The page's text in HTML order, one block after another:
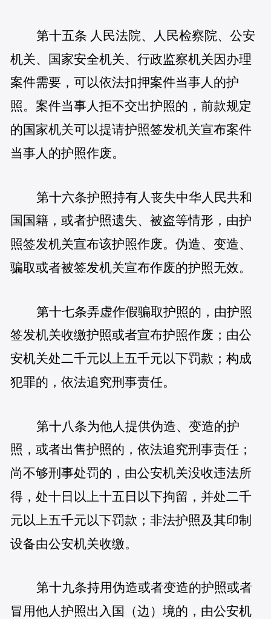
第十五条 人民法院、人民检察院、公安
机关、国家安全机关、行政监察机关因办理
案件需要，可以依法扣押案件当事人的护
照。案件当事人拒不交出护照的，前款规定
的国家机关可以提请护照签发机关宣布案件
当事人的护照作废。
第十六条护照持有人丧失中华人民共和
国国籍，或者护照遗失、被盗等情形，由护
照签发机关宣布该护照作废。伪造、变造、
骗取或者被签发机关宣布作废的护照无效。
第十七条弄虚作假骗取护照的，由护照
签发机关收缴护照或者宣布护照作废；由公
安机关处二千元以上五千元以下罚款；构成
犯罪的，依法追究刑事责任。
第十八条为他人提供伪造、变造的护
照，或者出售护照的，依法追究刑事责任；
尚不够刑事处罚的，由公安机关没收违法所
得，处十日以上十五日以下拘留，并处二千
元以上五千元以下罚款；非法护照及其印制
设备由公安机关收缴。
第十九条持用伪造或者变造的护照或者
冒用他人护照出入国（边）境的，由公安机